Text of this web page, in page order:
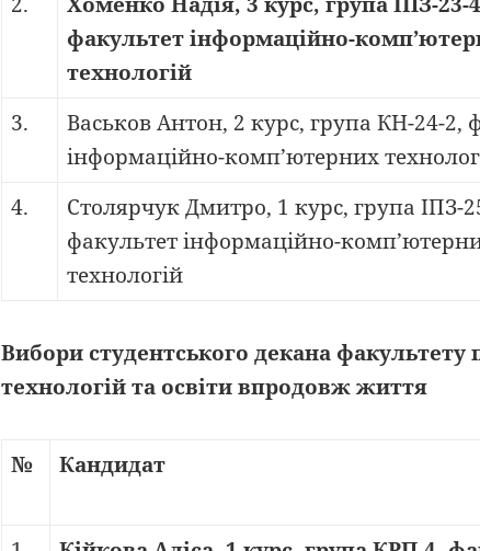
факультет інформаційно-
технологій
3.
Васьков Антон, 2 курс, група КН-24-2,
інформаційно-комп’ютерних
4.
Столярчук Дмитро, 1 курс, група ІПЗ-
факультет інформаційно-
технологій
Вибори студентського декана факультету
технологій та освіти впродовж життя
№ Кандидат